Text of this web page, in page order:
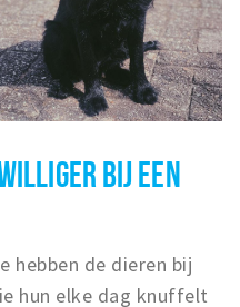
BIJ EEN
hebben de dieren bij
hun elke dag knuffelt